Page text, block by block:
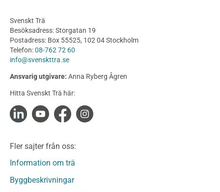
Utförande
Produkter
Konstruktionsvirke
Konstruktionsvirke Behandlat
Konstruktionsvirke Fingerskarvat
Konstruktionsvirke Fingerskarvat Obehandlat
Limträ
Fanerträ
Fanerträ Obehandlat
Träpanel och Utvändig beklädnad Behandlat
Svenskt Trä
Besöksadress: Storgatan 19
Postadress: Box 55525, 102 04 Stockholm
Telefon:08-762 72 60
info@svenskttra.se
Ansvarig utgivare: Anna Ryberg Ågren
Hitta Svenskt Trä här:
Fler sajter från oss:
Information om trä
Byggbeskrivningar